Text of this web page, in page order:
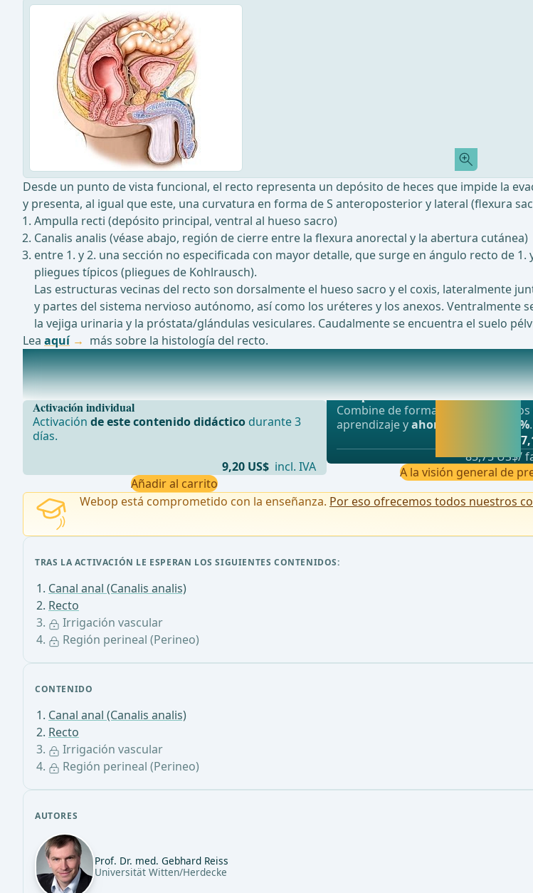
CONTENIDO
Canal anal (Canalis analis)
Recto
Irrigación vascular
Región perineal (Perineo)
AUTORES
Prof. Dr. med. Gebhard Reiss
Universität Witten/Herdecke
Desde un punto de vista funcional, el recto representa un depósito de heces que impide la
y presenta, al igual que este, una curvatura en forma de S anteroposterior y lateral (flexura
Ampulla recti (depósito principal, ventral al hueso sacro)
Canalis analis (véase abajo, región de cierre entre la flexura anorectal y la abertura cutánea)
entre 1. y 2. una sección no especificada con mayor detalle, que surge en ángulo recto de
pliegues típicos (pliegues de Kohlrausch).
Las estructuras vecinas del recto son dorsalmente el hueso sacro y el coxis, lateralmente
y partes del sistema nervioso autónomo, así como los uréteres y los anexos.
la vejiga urinaria y la próstata/glándulas vesiculares. Caudalmente se encuentra el suelo
Lea aquí
más sobre la histología del recto.
Irrigación vascular
El recto recibe irrigación arterial de tres vasos principales:la A. rectalis superior (de la A. mes
Activación individual
Activaciónde este contenido didáctico durante 3
días.
9,20 US$ incl. IVA
Añadir al carrito
Oferta más popular
webop - Ahorro flexible
Combine de forma flexible
aprendizaje yahorre hasta un 50%.
85,75 US$/
A la visión general de
Webop está comprometido con la enseñanza. Por eso ofrecemos todos nuestros
TRAS LA ACTIVACIÓN LE ESPERAN LOS SIGUIENTES CONTENIDOS:
Canal anal (Canalis analis)
Recto
Irrigación vascular
Región perineal (Perineo)